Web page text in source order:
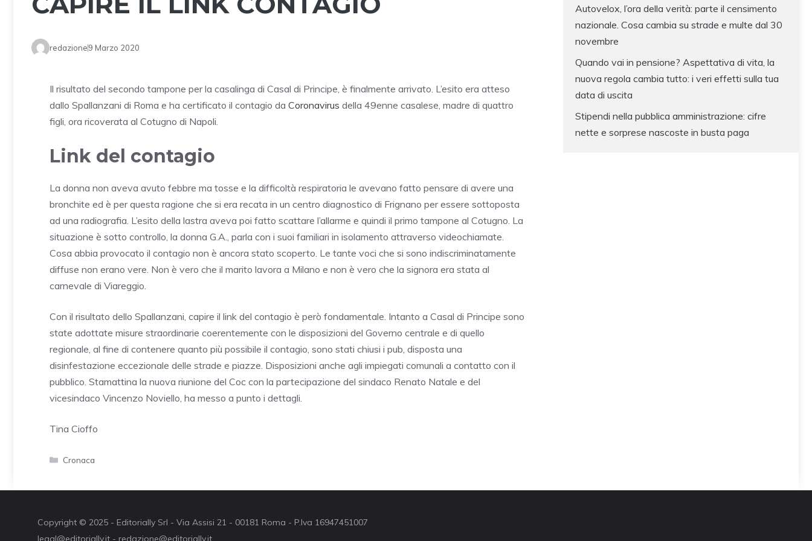
redazione9 Marzo 2020
Il risultato del secondo tampone per la casalinga di Casal di Principe, è finalmente arrivato. L’esito era atteso
dallo Spallanzani di Roma e ha certificato il contagio da Coronavirus della 49enne casalese, madre di quattro
figli, ora ricoverata al Cotugno di Napoli.
Link del contagio
La donna non aveva avuto febbre ma tosse e la difficoltà respiratoria le avevano fatto pensare di avere una
bronchite ed è per questa ragione che si era recata in un centro diagnostico di Frignano per essere sottoposta
ad una radiografia. L’esito della lastra aveva poi fatto scattare l’allarme e quindi il primo tampone al Cotugno. La
situazione è sotto controllo, la donna G.A., parla con i suoi familiari in isolamento attraverso videochiamate.
Cosa abbia provocato il contagio non è ancora stato scoperto. Le tante voci che si sono indiscriminatamente
diffuse non erano vere. Non è vero che il marito lavora a Milano e non è vero che la signora era stata al
carnevale di Viareggio.
Con il risultato dello Spallanzani, capire il link del contagio è però fondamentale. Intanto a Casal di Principe sono
state adottate misure straordinarie coerentemente con le disposizioni del Governo centrale e di quello
regionale, al fine di contenere quanto più possibile il contagio, sono stati chiusi i pub, disposta una
disinfestazione eccezionale delle strade e piazze. Disposizioni anche agli impiegati comunali a contatto con il
pubblico. Stamattina la nuova riunione del Coc con la partecipazione del sindaco Renato Natale e del
vicesindaco Vincenzo Noviello, ha messo a punto i dettagli.
Tina Cioffo
Categorie
Cronaca
Autovelox, l’ora della verità: parte il censimento
nazionale. Cosa cambia su strade e multe dal 30
novembre
Quando vai in pensione? Aspettativa di vita, la
nuova regola cambia tutto: i veri effetti sulla tua
data di uscita
Stipendi nella pubblica amministrazione: cifre
nette e sorprese nascoste in busta paga
Copyright © 2025 - Editorially Srl - Via Assisi 21 - 00181 Roma - P.Iva 16947451007
legal@editorially.it - redazione@editorially.it